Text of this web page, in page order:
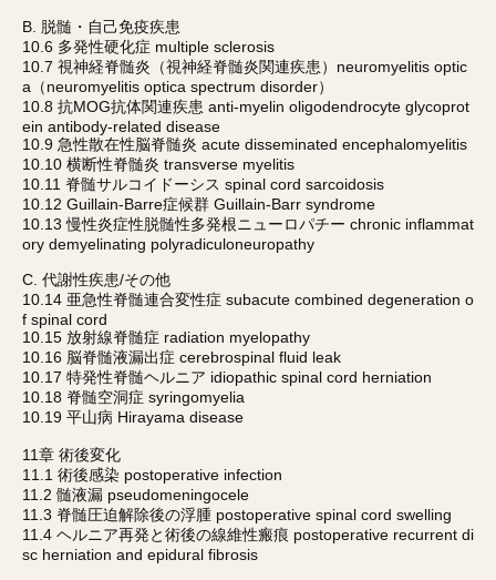
B. 脱髄・自己免疫疾患
10.6 多発性硬化症 multiple sclerosis
10.7 視神経脊髄炎（視神経脊髄炎関連疾患）neuromyelitis optic
a（neuromyelitis optica spectrum disorder）
10.8 抗MOG抗体関連疾患 anti-myelin oligodendrocyte glycoprot
ein antibody-related disease
10.9 急性散在性脳脊髄炎 acute disseminated encephalomyelitis
10.10 横断性脊髄炎 transverse myelitis
10.11 脊髄サルコイドーシス spinal cord sarcoidosis
10.12 Guillain-Barre症候群 Guillain-Barr syndrome
10.13 慢性炎症性脱髄性多発根ニューロパチー chronic inflammat
ory demyelinating polyradiculoneuropathy
C. 代謝性疾患/その他
10.14 亜急性脊髄連合変性症 subacute combined degeneration o
f spinal cord
10.15 放射線脊髄症 radiation myelopathy
10.16 脳脊髄液漏出症 cerebrospinal fluid leak
10.17 特発性脊髄ヘルニア idiopathic spinal cord herniation
10.18 脊髄空洞症 syringomyelia
10.19 平山病 Hirayama disease
11章 術後変化
11.1 術後感染 postoperative infection
11.2 髄液漏 pseudomeningocele
11.3 脊髄圧迫解除後の浮腫 postoperative spinal cord swelling
11.4 ヘルニア再発と術後の線維性瘢痕 postoperative recurrent di
sc herniation and epidural fibrosis